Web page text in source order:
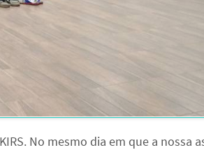
No mesmo dia em que a nossa